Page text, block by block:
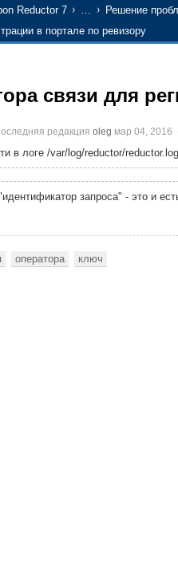
Reductor 7 …
Решение
в портале по ревизору
связи для
редакция oleg мар 04, 2016
в логе /var/log/reductor/
запроса" - это и
оператора ключ